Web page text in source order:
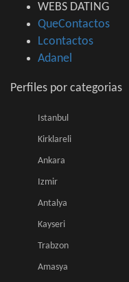
WEBS DATING
QueContactos
Lcontactos
Adanel
Perfiles por categorias
Istanbul
Kirklareli
Ankara
Izmir
Antalya
Kayseri
Trabzon
Amasya